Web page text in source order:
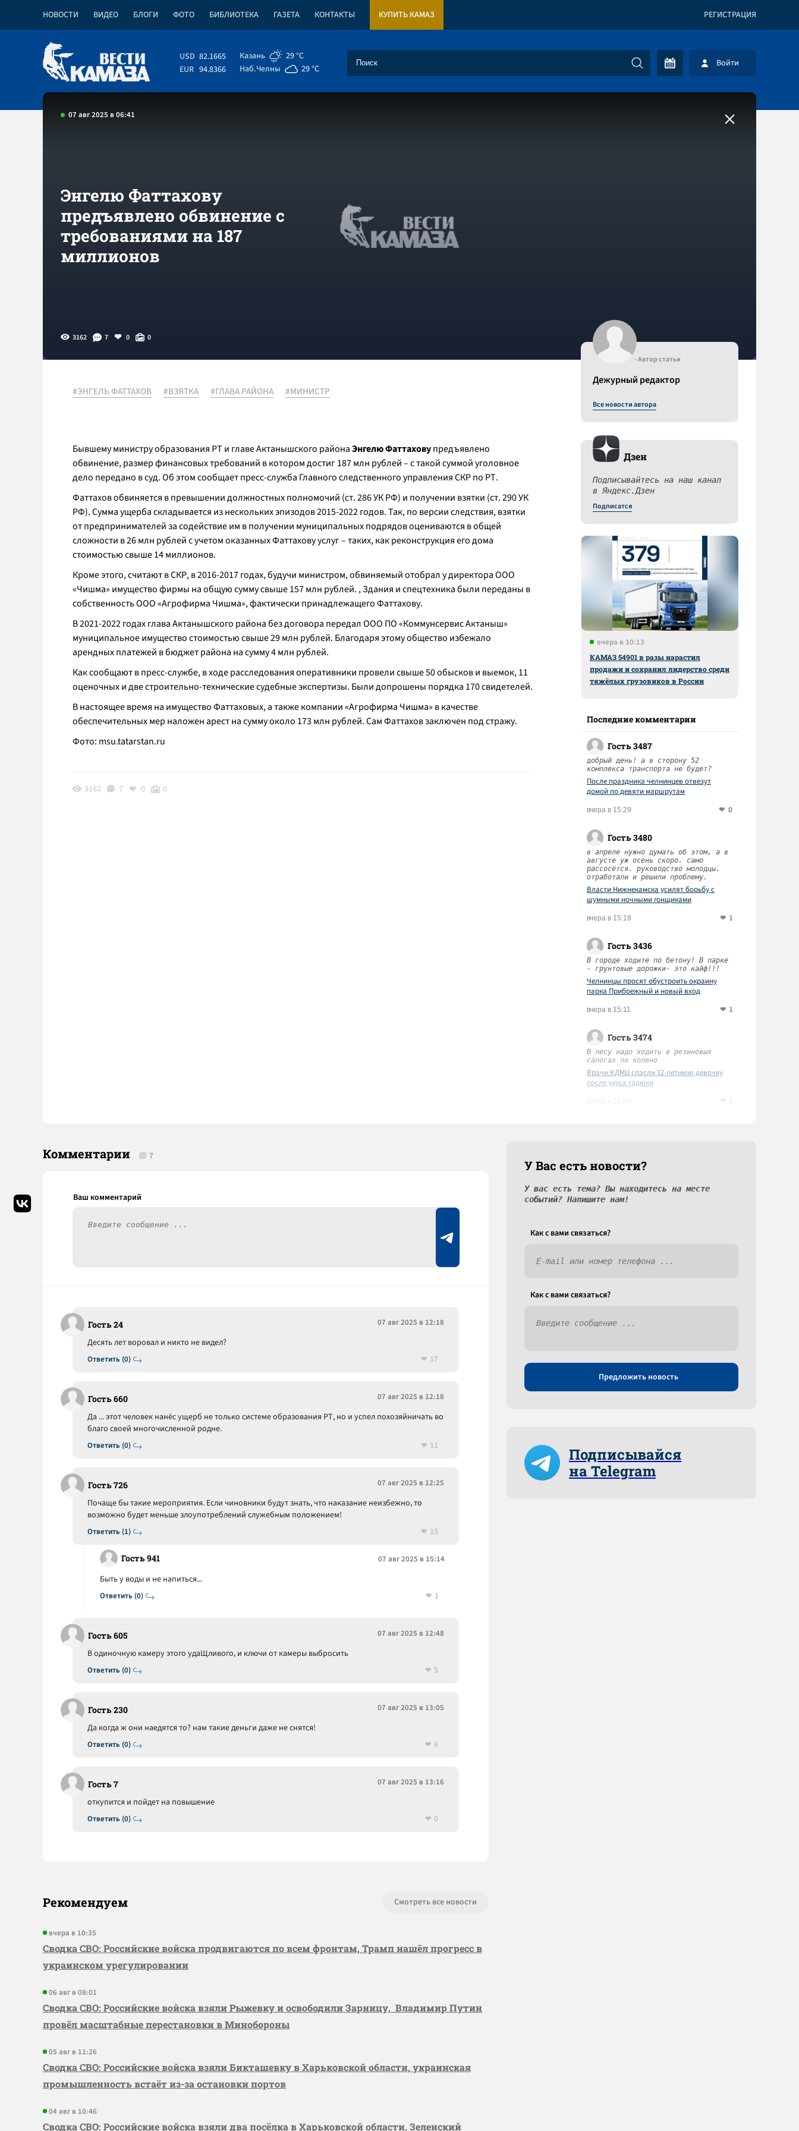
НОВОСТИ ВИДЕО БЛОГИ ФОТО БИБЛИОТЕКА ГАЗЕТА КОНТАКТЫ КУПИТЬ КАМАЗ РЕГИСТРАЦИЯ
USD 82.1665
EUR 94.8366
Казань
29 °C
Наб.Челны
29 °C Войти
07 авг 2025 в 06:41
Энгелю Фаттахову
предъявлено обвинение с
требованиями на 187
миллионов
3162 7 0 0
#ЭНГЕЛЬ ФАТТАХОВ #ВЗЯТКА #ГЛАВА РАЙОНА #МИНИСТР
Бывшему министру образования РТ и главе Актанышского районаЭнгелю Фаттаховупредъявлено
обвинение, размер финансовых требований в котором достиг 187 млн рублей – с такой суммой уголовное
дело передано в суд. Об этом сообщает пресс-служба Главного следственного управления СКР по РТ.
Фаттахов обвиняется в превышении должностных полномочий (ст. 286 УК РФ) и получении взятки (ст. 290 УК
РФ). Сумма ущерба складывается из нескольких эпизодов 2015-2022 годов. Так, по версии следствия, взятки
от предпринимателей за содействие им в получении муниципальных подрядов оцениваются в общей
сложности в 26 млн рублей с учетом оказанных Фаттахову услуг – таких, как реконструкция его дома
стоимостью свыше 14 миллионов.
Кроме этого, считают в СКР, в 2016-2017 годах, будучи министром, обвиняемый отобрал у директора ООО
«Чишма» имущество фирмы на общую сумму свыше 157 млн рублей. , Здания и спецтехника были переданы в
собственность ООО «Агрофирма Чишма», фактически принадлежащего Фаттахову.
В 2021-2022 годах глава Актанышского района без договора передал ООО ПО «Коммунсервис Актаныш»
муниципальное имущество стоимостью свыше 29 млн рублей. Благодаря этому общество избежало
арендных платежей в бюджет района на сумму 4 млн рублей.
Как сообщают в пресс-службе, в ходе расследования оперативники провели свыше 50 обысков и выемок, 11
оценочных и две строительно-технические судебные экспертизы. Были допрошены порядка 170 свидетелей.
В настоящее время на имущество Фаттаховых, а также компании «Агрофирма Чишма» в качестве
обеспечительных мер наложен арест на сумму около 173 млн рублей. Сам Фаттахов заключен под стражу.
Фото: msu.tatarstan.ru
3162 7 0 0
- Автор статьи
Дежурный редактор
Все новости автора
Дзен
Подписывайтесь на наш канал
в Яндекс.Дзен
Подписатся
вчера в 10:13
КАМАЗ 54901 в разы нарастил
продажи и сохранил лидерство среди
тяжёлых грузовиков в России
Последние комментарии
Гость 3487
добрый день! а в сторону 52
комплекса транспорта не будет?
После праздника челнинцев отвезут
домой по девяти маршрутам
вчера в 15:29 0
Гость 3480
в апреле нужно думать об этом, а в
августе уж осень скоро. само
рассосётся. руководство молодцы.
отработали и решили проблему.
Власти Нижнекамска усилят борьбу с
шумными ночными гонщиками
вчера в 15:18 1
Гость 3436
В городе ходите по бетону! В парке
- грунтовые дорожки- это кайф!!!
Челнинцы просят обустроить окраину
парка Прибрежный и новый вход
вчера в 15:11 1
Гость 3474
В лесу надо ходить в резиновых
сапогах по колено
Врачи КДМЦ спасли 12-летнюю девочку
после укуса гадюки
Комментарии 7
Гость 24 07 авг 2025 в 12:18
Ответить (0)
Десять лет воровал и никто не видел?
17
Гость 660 07 авг 2025 в 12:18
Ответить (0)
Да ... этот человек нанёс ущерб не только системе образования РТ, но и успел похозяйничать во
благо своей многочисленной родне.
11
Гость 726 07 авг 2025 в 12:25
Ответить (1)
Почаще бы такие мероприятия. Если чиновники будут знать, что наказание неизбежно, то
возможно будет меньше злоупотреблений служебным положением!
15
Гость 941 07 авг 2025 в 15:14
Ответить (0)
Быть у воды и не напиться...
1
Гость 605 07 авг 2025 в 12:48
Ответить (0)
В одиночную камеру этого удаЩливого, и ключи от камеры выбросить
5
Гость 230 07 авг 2025 в 13:05
Ответить (0)
Да когда ж они наедятся то? нам такие деньги даже не снятся!
6
Гость 7 07 авг 2025 в 13:16
Ответить (0)
откупится и пойдет на повышение
0
Рекомендуем Смотреть все новости
вчера в 10:35
Сводка СВО: Российские войска продвигаются по всем фронтам, Трамп нашёл прогресс в
украинском урегулировании
06 авг в 08:01
Сводка СВО: Российские войска взяли Рыжевку и освободили Зарницу, Владимир Путин
провёл масштабные перестановки в Минобороны
05 авг в 11:26
Сводка СВО: Российские войска взяли Бикташевку в Харьковской области, украинская
промышленность встаёт из-за остановки портов
04 авг в 10:46
Сводка СВО: Российские войска взяли два посёлка в Харьковской области, Зеленский
У Вас есть новости?
У вас есть тема? Вы находитесь на месте
событий? Напишите нам!
Как c вами связаться?
Как c вами связаться?
Предложить новость
Подписывайся
на Telegram